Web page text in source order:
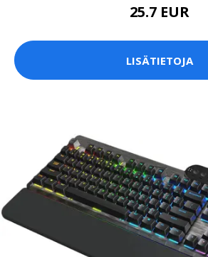
25.7 EUR
LISÄTIETOJA